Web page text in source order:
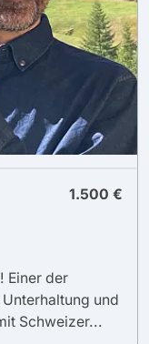
1.500 €
Einer der
und
Schweizer...